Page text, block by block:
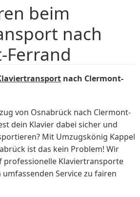
beim
nach
Ferrand
nach Clermont-
von Osnabrück nach Clermont-
dein Klavier dabei sicher und
Mit Umzugskönig Kappel
ist das kein Problem! Wir
professionelle Klaviertransporte
Service zu fairen